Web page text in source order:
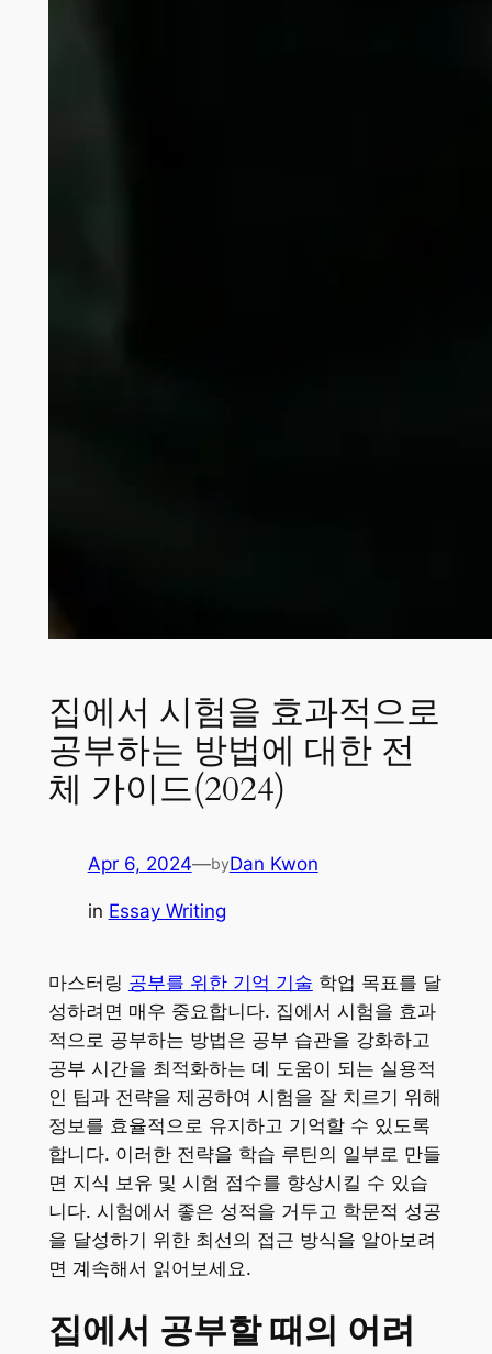
집에서 시험을 효과적으로
공부하는 방법에 대한 전
체 가이드(2024)
Apr 6, 2024—byDan Kwon
in Essay Writing
마스터링 공부를 위한 기억 기술 학업 목표를 달
성하려면 매우 중요합니다. 집에서 시험을 효과
적으로 공부하는 방법은 공부 습관을 강화하고
공부 시간을 최적화하는 데 도움이 되는 실용적
인 팁과 전략을 제공하여 시험을 잘 치르기 위해
정보를 효율적으로 유지하고 기억할 수 있도록
합니다. 이러한 전략을 학습 루틴의 일부로 만들
면 지식 보유 및 시험 점수를 향상시킬 수 있습
니다. 시험에서 좋은 성적을 거두고 학문적 성공
을 달성하기 위한 최선의 접근 방식을 알아보려
면 계속해서 읽어보세요.
집에서 공부할 때의 어려